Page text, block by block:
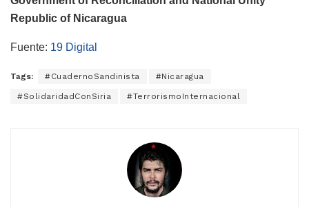
Republic of Nicaragua
Fuente: 19 Digital
Tags: #CuadernoSandinista #Nicaragua
#SolidaridadConSiria #TerrorismoInternacional